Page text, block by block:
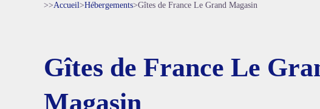
>>Accueil>Hébergements>Gîtes de France Le Grand Magasin
Gîtes de France Le
Magasin